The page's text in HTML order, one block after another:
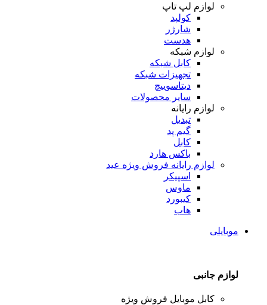
لوازم لپ تاپ
کولپد
شارژر
هدست
لوازم شبکه
کابل شبکه
تجهیزات شبکه
دیتاسوییچ
سایر محصولات
لوازم رایانه
تبدیل
گیم پد
کابل
باکس هارد
لوازم رایانه فروش ویژه عید
اسپیکر
ماوس
کیبورد
هاب
موبایلی
لوازم جانبی
کابل موبایل فروش ویژه